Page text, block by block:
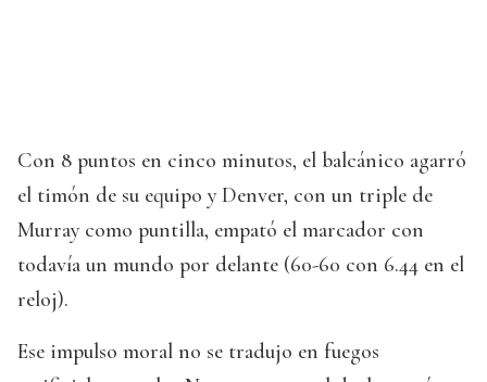
Con 8 puntos en cinco minutos, el balcánico agarró
el timón de su equipo y Denver, con un triple de
Murray como puntilla, empató el marcador con
todavía un mundo por delante (60-60 con 6.44 en el
reloj).
Ese impulso moral no se tradujo en fuegos